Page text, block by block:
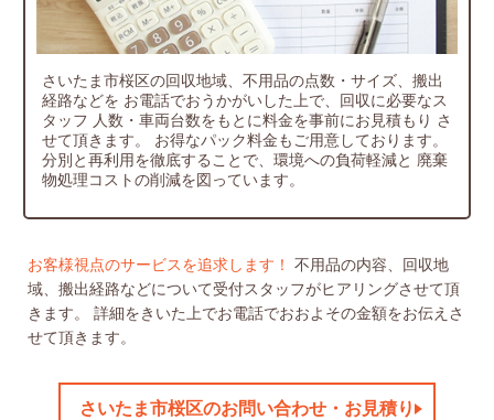
さいたま市桜区の回収地域、不用品の点数・サイズ、搬出
経路などを お電話でおうかがいした上で、回収に必要なス
タッフ 人数・車両台数をもとに料金を事前にお見積もり さ
せて頂きます。
お得なパック料金もご用意しております。
分別と再利用を徹底することで、環境への負荷軽減と 廃棄
物処理コストの削減を図っています。
お客様視点のサービスを追求します！
不用品の内容、回収地
域、搬出経路などについて受付スタッフがヒアリングさせて頂
きます。
詳細をきいた上でお電話でおおよその金額をお伝えさ
せて頂きます。
さいたま市桜区のお問い合わせ・お見積り